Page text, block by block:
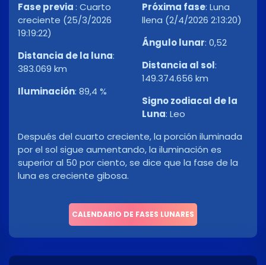
Fase previa: Cuarto
creciente (25/3/2026
19:19:22)
Distancia de la luna:
383.069 km
Iluminación: 89,4 %
Próxima fase: Luna
llena (2/4/2026 2:13:20)
Ángulo lunar: 0,52
Distancia al sol:
149.374.656 km
Signo zodiacal de la
Luna: Leo
Después del cuarto creciente, la porción iluminada
por el sol sigue aumentando, la iluminación es
superior al 50 por ciento, se dice que la fase de la
luna es creciente gibosa.
CALENDARIO DE FASES LUNARES